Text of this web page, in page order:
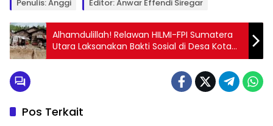
Penulis: Anggi Editor: Anwar Effendi Siregar
Alhamdulillah! Relawan HILMI-FPI Sumatera
Utara Laksanakan Bakti Sosial di Desa Kota
Tua Tapanuli Selatan
Pos Terkait